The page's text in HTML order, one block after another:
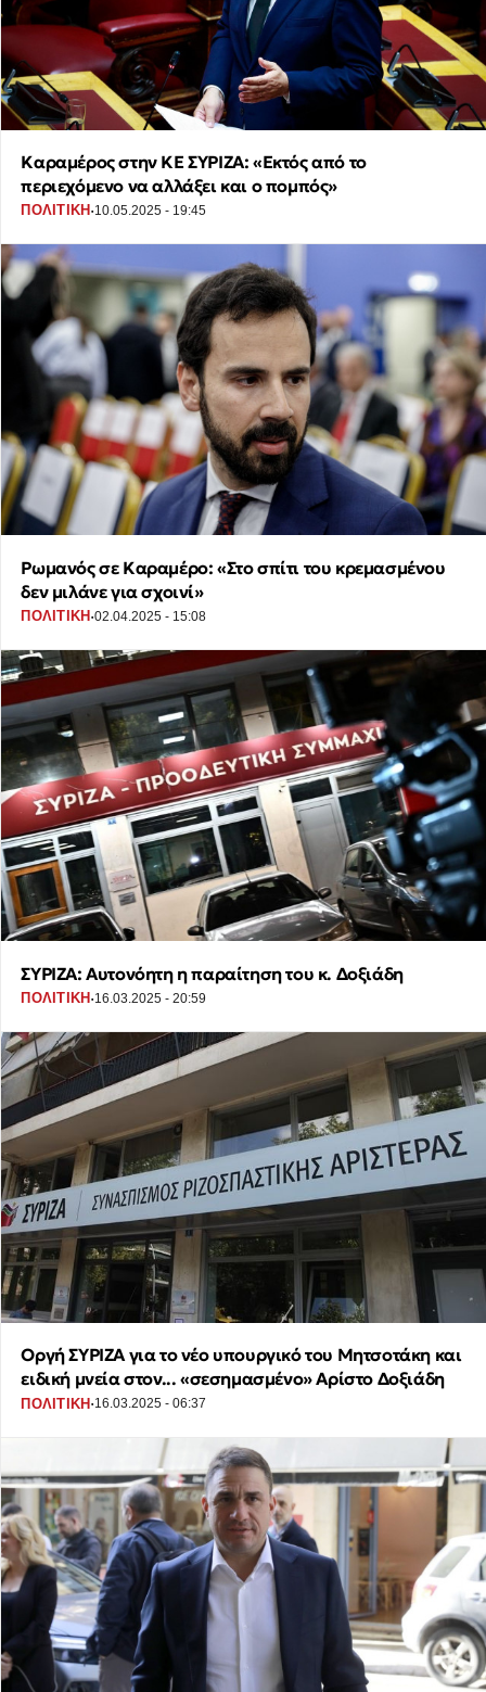
Καραμέρος στην ΚΕ ΣΥΡΙΖΑ: «Εκτός από το
περιεχόμενο να αλλάξει και ο πομπός»
ΠΟΛΙΤΙΚΗ ·10.05.2025 - 19:45
Ρωμανός σε Καραμέρο: «Στο σπίτι του κρεμασμένου
δεν μιλάνε για σχοινί»
ΠΟΛΙΤΙΚΗ ·02.04.2025 - 15:08
ΣΥΡΙΖΑ: Αυτονόητη η παραίτηση του κ. Δοξιάδη
ΠΟΛΙΤΙΚΗ ·16.03.2025 - 20:59
Οργή ΣΥΡΙΖΑ για το νέο υπουργικό του Μητσοτάκη και
ειδική μνεία στον... «σεσημασμένο» Αρίστο Δοξιάδη
ΠΟΛΙΤΙΚΗ ·16.03.2025 - 06:37